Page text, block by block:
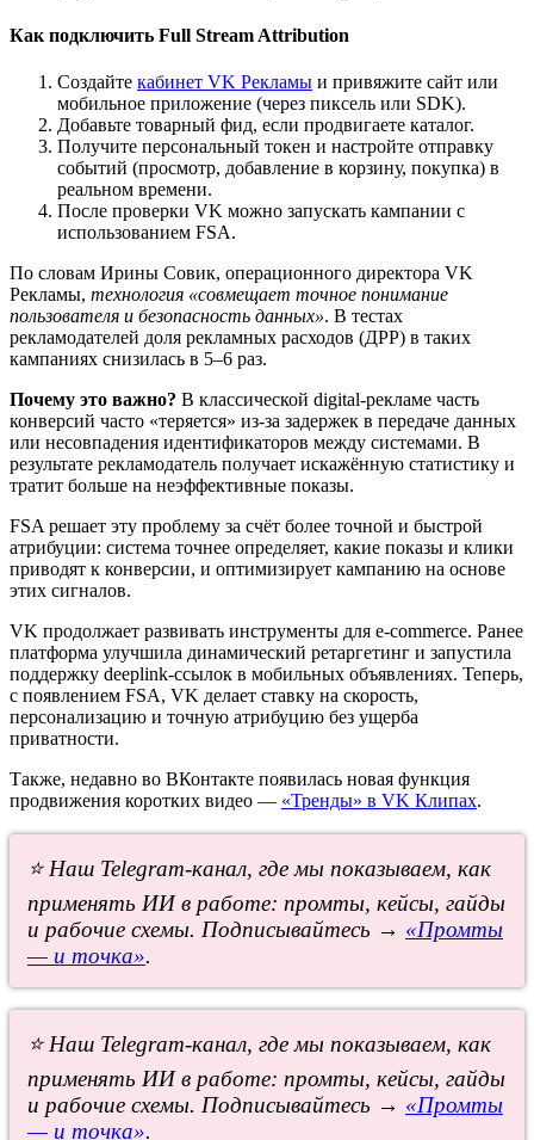
Как подключить Full Stream Attribution
Создайте кабинет VK Рекламы и привяжите сайт или
мобильное приложение (через пиксель или SDK).
Добавьте товарный фид, если продвигаете каталог.
Получите персональный токен и настройте отправку
событий (просмотр, добавление в корзину, покупка) в
реальном времени.
После проверки VK можно запускать кампании с
использованием FSA.
По словам Ирины Совик, операционного директора VK
Рекламы, технология «совмещает точное понимание
пользователя и безопасность данных». В тестах
рекламодателей доля рекламных расходов (ДРР) в таких
кампаниях снизилась в 5–6 раз.
Почему это важно? В классической digital-рекламе часть
конверсий часто «теряется» из-за задержек в передаче данных
или несовпадения идентификаторов между системами. В
результате рекламодатель получает искажённую статистику и
тратит больше на неэффективные показы.
FSA решает эту проблему за счёт более точной и быстрой
атрибуции: система точнее определяет, какие показы и клики
приводят к конверсии, и оптимизирует кампанию на основе
этих сигналов.
VK продолжает развивать инструменты для e-commerce. Ранее
платформа улучшила динамический ретаргетинг и запустила
поддержку deeplink-ссылок в мобильных объявлениях. Теперь,
с появлением FSA, VK делает ставку на скорость,
персонализацию и точную атрибуцию без ущерба
приватности.
Также, недавно во ВКонтакте появилась новая функция
продвижения коротких видео — «Тренды» в VK Клипах.
⭐ Наш Telegram-канал, где мы показываем, как
применять ИИ в работе: промты, кейсы, гайды
и рабочие схемы. Подписывайтесь → «Промты
— и точка».
⭐ Наш Telegram-канал, где мы показываем, как
применять ИИ в работе: промты, кейсы, гайды
и рабочие схемы. Подписывайтесь → «Промты
— и точка».